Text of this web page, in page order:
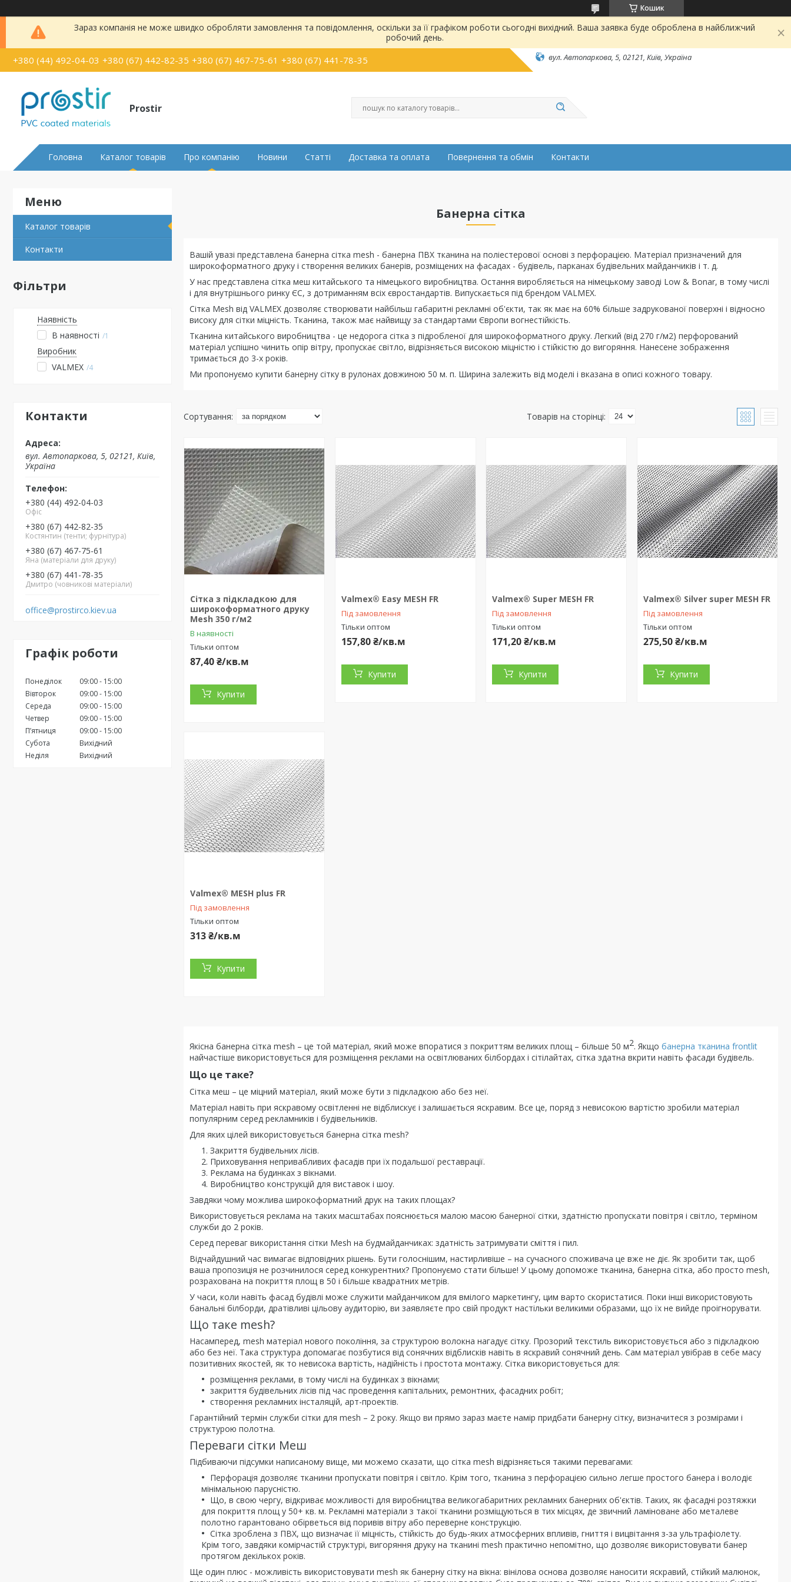
Кошик
Зараз компанія не може швидко обробляти замовлення та повідомлення, оскільки за її графіком роботи сьогодні вихідний. Ваша заявка буде оброблена в найближчий
робочий день.
+380 (44) 492-04-03 +380 (67) 442-82-35 +380 (67) 467-75-61 +380 (67) 441-78-35 вул. Автопаркова, 5, 02121, Київ, Україна
Prostir
Головна Каталог товарів Про компанію Новини Статті Доставка та оплата Повернення та обмін Контакти
Каталог товарів
Контакти
Фільтри
Наявність
В наявності
1
Виробник
VALMEX 4
Контакти
вул. Автопаркова, 5, 02121, Київ,
Україна
+380 (44) 492-04-03
Офіс
+380 (67) 442-82-35
Костянтин (тенти; фурнітура)
+380 (67) 467-75-61
Яна (матеріали для друку)
+380 (67) 441-78-35
Дмитро (човникові матеріали)
office@prostirco.kiev.ua
Графік роботи
Понеділок 09:00
15:00
Вівторок
09:00
15:00
Середа
09:00
15:00
Четвер
09:00
15:00
Пʼятниця
09:00
15:00
Субота
Вихідний
Неділя
Вихідний
Банерна сітка
Вашій увазі представлена банерна сітка mesh - банерна ПВХ тканина на поліестерової основі з перфорацією. Матеріал призначений для
широкоформатного друку і створення великих банерів, розміщених на фасадах - будівель, парканах будівельних майданчиків і т. д.
У нас представлена сітка меш китайського та німецького виробництва. Остання виробляється на німецькому заводі Low & Bonar, в тому числі
і для внутрішнього ринку ЄС, з дотриманням всіх євростандартів. Випускається під брендом VALMEX.
Сітка Mesh від VALMEX дозволяє створювати найбільш габаритні рекламні об'єкти, так як має на 60% більше задрукованої поверхні і відносно
високу для сітки міцність. Тканина, також має найвищу за стандартами Європи вогнестійкість.
Тканина китайського виробництва - це недорога сітка з підробленої для широкоформатного друку. Легкий (від 270 г/м2) перфорований
матеріал успішно чинить опір вітру, пропускає світло, відрізняється високою міцністю і стійкістю до вигоряння. Нанесене зображення
тримається до 3-х років.
Ми пропонуємо купити банерну сітку в рулонах довжиною 50 м. п. Ширина залежить від моделі і вказана в описі кожного товару.
Сітка з підкладкою для
широкоформатного друку
Mesh 350 г/м2
В наявності
Тільки оптом
87,40 ₴/кв.м
Купити
Valmex® Easy MESH FR
Під замовлення
Тільки оптом
157,80 ₴/кв.м
Купити
Valmex® Super MESH FR
Під замовлення
Тільки оптом
171,20 ₴/кв.м
Купити
Valmex® Silver super MESH FR
Під замовлення
Тільки оптом
275,50 ₴/кв.м
Купити
Valmex® MESH plus FR
Під замовлення
Тільки оптом
313 ₴/кв.м
Купити
Якісна банерна сітка mesh – це той матеріал, який може впоратися з покриттям великих площ – більше 50 м2. Якщо банерна тканина frontlit
найчастіше використовується для розміщення реклами на освітлюваних білбордах і сітілайтах, сітка здатна вкрити навіть фасади будівель.
Що це таке?
Сітка меш – це міцний матеріал, який може бути з підкладкою або без неї.
Матеріал навіть при яскравому освітленні не відблискує і залишається яскравим. Все це, поряд з невисокою вартістю зробили матеріал
популярним серед рекламників і будівельників.
Для яких цілей використовується банерна сітка mesh?
Закриття будівельних лісів.
Приховування непривабливих фасадів при їх подальшої реставрації.
Реклама на будинках з вікнами.
Виробництво конструкцій для виставок і шоу.
Завдяки чому можлива широкоформатний друк на таких площах?
Використовується реклама на таких масштабах пояснюється малою масою банерної сітки, здатністю пропускати повітря і світло, терміном
служби до 2 років.
Серед переваг використання сітки Mesh на будмайданчиках: здатність затримувати сміття і пил.
Відчайдушний час вимагає відповідних рішень. Бути голоснішим, настирливіше – на сучасного споживача це вже не діє. Як зробити так, щоб
ваша пропозиція не розчинилося серед конкурентних? Пропонуємо стати більше! У цьому допоможе тканина, банерна сітка, або просто mesh,
розрахована на покриття площ в 50 і більше квадратних метрів.
У часи, коли навіть фасад будівлі може служити майданчиком для вмілого маркетингу, цим варто скористатися. Поки інші використовують
банальні білборди, дратівливі цільову аудиторію, ви заявляєте про свій продукт настільки великими образами, що їх не вийде проігнорувати.
Що таке mesh?
Насамперед, mesh матеріал нового покоління, за структурою волокна нагадує сітку. Прозорий текстиль використовується або з підкладкою
або без неї. Така структура допомагає позбутися від сонячних відблисків навіть в яскравий сонячний день. Сам матеріал увібрав в себе масу
позитивних якостей, як то невисока вартість, надійність і простота монтажу. Сітка використовується для:
розміщення реклами, в тому числі на будинках з вікнами;
закриття будівельних лісів під час проведення капітальних, ремонтних, фасадних робіт;
створення рекламних інсталяцій, арт-проектів.
Гарантійний термін служби сітки для mesh – 2 року. Якщо ви прямо зараз маєте намір придбати банерну сітку, визначитеся з розмірами і
структурою полотна.
Переваги сітки Меш
Підбиваючи підсумки написаному вище, ми можемо сказати, що сітка mesh відрізняється такими перевагами:
Перфорація дозволяє тканини пропускати повітря і світло. Крім того, тканина з перфорацією сильно легше простого банера і володіє
мінімальною парусністю.
Що, в свою чергу, відкриває можливості для виробництва великогабаритних рекламних банерних об'єктів. Таких, як фасадні розтяжки
для покриття площ у 50+ кв. м. Рекламні матеріали з такої тканини розміщуються в тих місцях, де звичний ламіноване або металеве
полотно гарантовано обірветься від поривів вітру або переверне конструкцію.
Сітка зроблена з ПВХ, що визначає її міцність, стійкість до будь-яких атмосферних впливів, гниття і вицвітання з-за ультрафіолету.
Крім того, завдяки комірчастій структурі, вигоряння друку на тканині mesh практично непомітно, що дозволяє використовувати банер
протягом декількох років.
Ще один плюс - можливість використовувати mesh як банерну сітку на вікна: вінілова основа дозволяє наносити яскравий, стійкий малюнок,